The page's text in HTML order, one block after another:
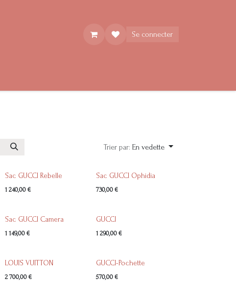
Se connecter
Trier par: En vedette
Sac GUCCI Rebelle
1 240,00 €
Sac GUCCI Ophidia
730,00€
Sac GUCCI Camera
1 149,00 €
GUCCI
1 290,00€
LOUIS VUITTON
2 700,00 €
GUCCI-Pochette
570,00€